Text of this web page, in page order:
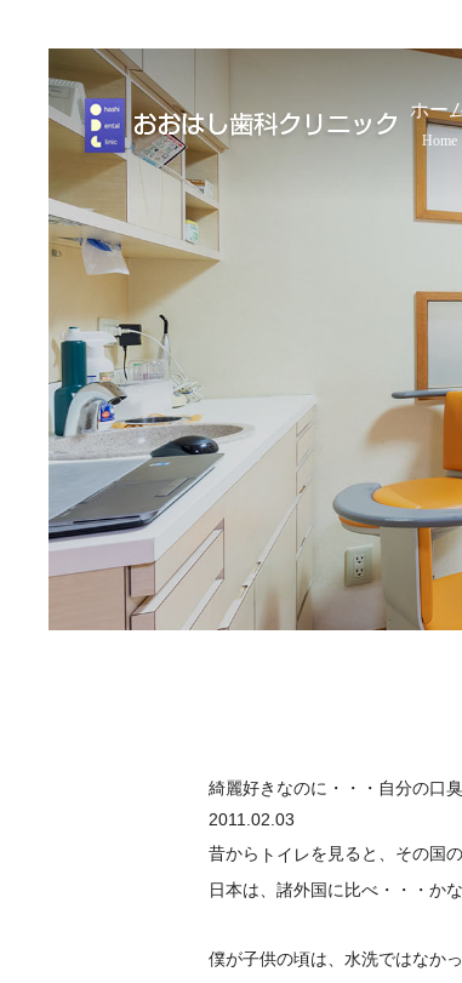
ホー
Home
綺麗好きなのに・・・自分の口
2011.02.03
昔から トイレを見ると、その国の
日本は、諸外国に比べ・・・か
僕が子供の頃は、水洗ではなか